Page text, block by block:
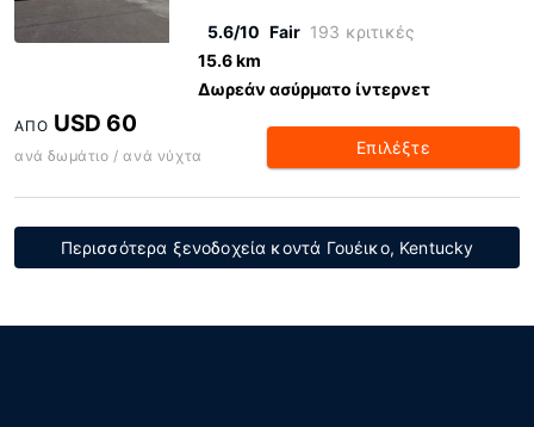
5.6/10 Fair 193 κριτικές
15.6 km
Δωρεάν ασύρματο ίντερνετ
ΑΠΌ USD 60
ανά δωμάτιο / ανά νύχτα Επιλέξτε
Περισσότερα ξενοδοχεία κοντά Γουέικο, Kentucky